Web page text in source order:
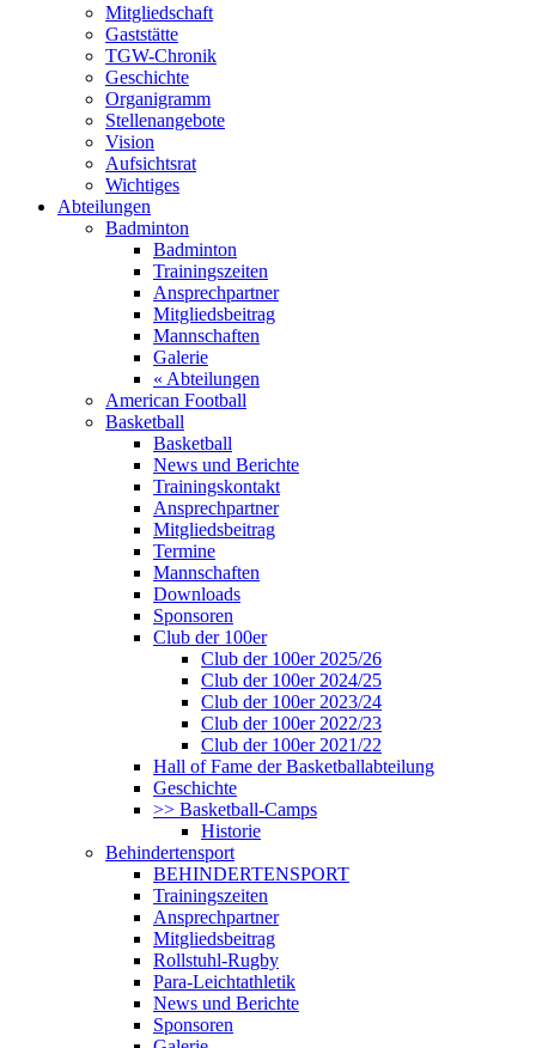
Mitgliedschaft
Gaststätte
TGW-Chronik
Geschichte
Organigramm
Stellenangebote
Vision
Aufsichtsrat
Wichtiges
Abteilungen
Badminton
Badminton
Trainingszeiten
Ansprechpartner
Mitgliedsbeitrag
Mannschaften
Galerie
« Abteilungen
American Football
Basketball
Basketball
News und Berichte
Trainingskontakt
Ansprechpartner
Mitgliedsbeitrag
Termine
Mannschaften
Downloads
Sponsoren
Club der 100er
Club der 100er 2025/26
Club der 100er 2024/25
Club der 100er 2023/24
Club der 100er 2022/23
Club der 100er 2021/22
Hall of Fame der Basketballabteilung
Geschichte
>> Basketball-Camps
Historie
Behindertensport
BEHINDERTENSPORT
Trainingszeiten
Ansprechpartner
Mitgliedsbeitrag
Rollstuhl-Rugby
Para-Leichtathletik
News und Berichte
Sponsoren